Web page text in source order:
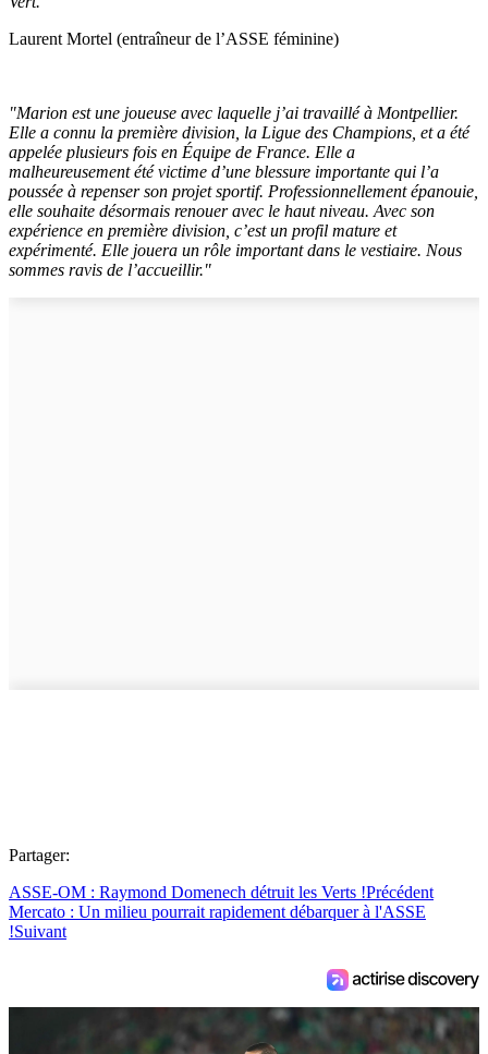
Laurent Mortel (entraîneur de l’ASSE féminine)
"Marion est une joueuse avec laquelle j’ai travaillé à Montpellier.
Elle a connu la première division, la Ligue des Champions, et a été
appelée plusieurs fois en Équipe de France. Elle a
malheureusement été victime d’une blessure importante qui l’a
poussée à repenser son projet sportif. Professionnellement épanouie,
elle souhaite désormais renouer avec le haut niveau. Avec son
expérience en première division, c’est un profil mature et
expérimenté. Elle jouera un rôle important dans le vestiaire. Nous
sommes ravis de l’accueillir."
Partager:
ASSE-OM : Raymond Domenech détruit les Verts !Précédent
Mercato : Un milieu pourrait rapidement débarquer à l'ASSE
!Suivant